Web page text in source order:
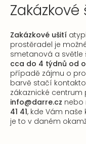
Zakázkové
Zakázkové ušití
prostěradel je
smetanová a světle
cca do 4 týdnů od
případě zájmu o
barvě stačí
zákaznické centrum
info@darre.cz nebo
41 41, kde Vám naše
je to v daném